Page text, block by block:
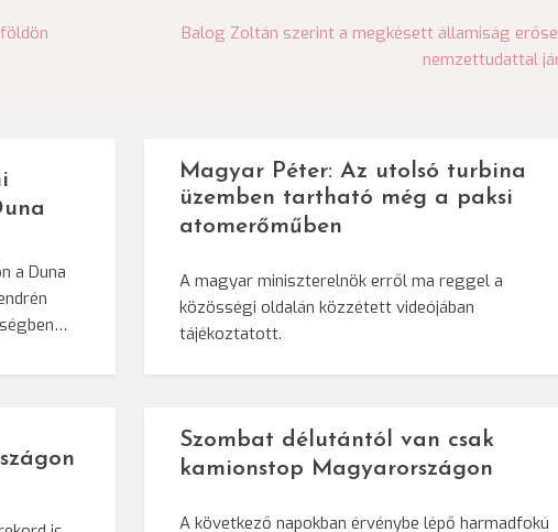
Balog Zoltán szerint a megkésett államiság
nemzettudattal
a Duna
Magyar Péter: Az utolsó turbina
üzemben tartható még a paksi
atomerőműben
A magyar miniszterelnök erről ma reggel a
közösségi oldalán közzétett videójában
tájékoztatott.
Szombat délutántól van csak
kamionstop Magyarországon
A következő napokban érvénybe lépő harmadfokú